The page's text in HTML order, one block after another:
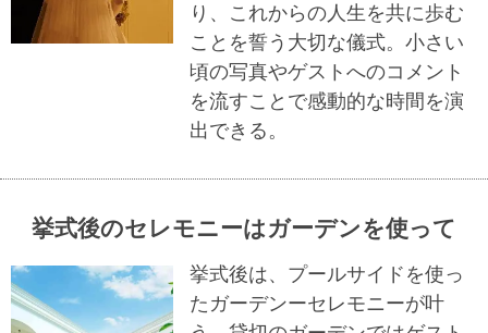
り、これからの人生を共に歩む
ことを誓う大切な儀式。小さい
頃の写真やゲストへのコメント
を流すことで感動的な時間を演
出できる。
挙式後のセレモニーはガーデンを使って
挙式後は、プールサイドを使っ
たガーデンーセレモニーが叶